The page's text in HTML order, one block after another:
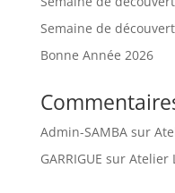
Semaine de
Bonne Année 2026
Admin-SAMBAsur
GARRIGUE sur Atelier